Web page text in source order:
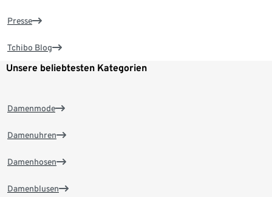
Presse
Tchibo Blog
Unsere beliebtesten Kategorien
Damenmode
Damenuhren
Damenhosen
Damenblusen